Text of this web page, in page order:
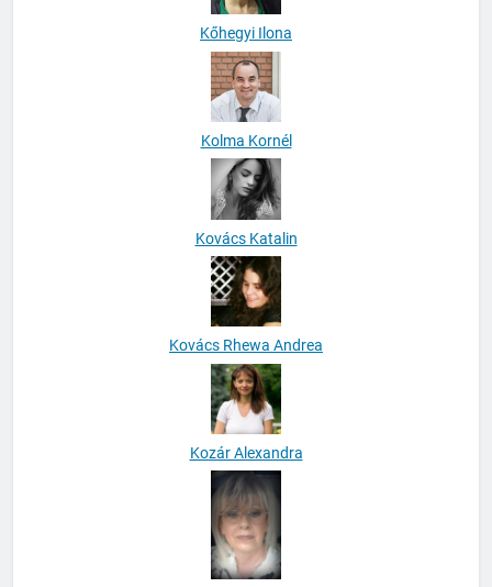
Kőhegyi Ilona
Kolma Kornél
Kovács Katalin
Kovács Rhewa Andrea
Kozár Alexandra